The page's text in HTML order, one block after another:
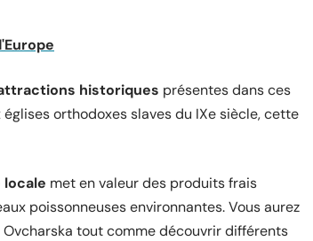
historiques présentes dans ces
orthodoxes slaves du IXe siècle, cette
locale met en valeur des produits frais
poissonneuses environnantes. Vous aurez
tout comme découvrir différents